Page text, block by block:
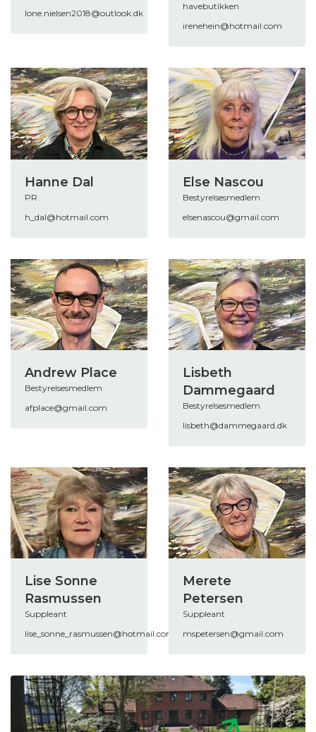
lone.nielsen2018@outlook.dk
havebutikken
irenehein@hotmail.com
Hanne Dal
PR
h_dal@hotmail.com
Else Nascou
Bestyrelsesmedlem
elsenascou@gmail.com
Andrew Place
Bestyrelsesmedlem
afplace@gmail.com
Lisbeth
Dammegaard
Bestyrelsesmedlem
lisbeth@dammegaard.dk
Lise Sonne
Rasmussen
Suppleant
lise_sonne_rasmussen@hotmail.com
Merete
Petersen
Suppleant
mspetersen@gmail.com